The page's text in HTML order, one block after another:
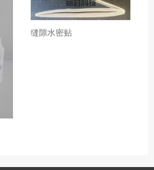
缝隙水密贴